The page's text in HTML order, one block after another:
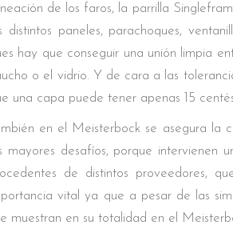
de los faros, la parrilla
distintos paneles, parachoques,
hay que conseguir una unión limpia
o el vidrio. Y de cara a las
una capa puede tener apenas 15
en el Meisterbock se asegura
mayores desafíos, porque intervienen
de distintos proveedores,
vital ya que a pesar de las
muestran en su totalidad en el